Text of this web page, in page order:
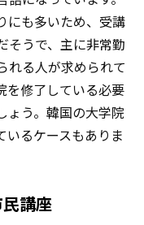
にも多いため、受講
そうで、主に非常勤
れる人が求められて
を修了している必要
ょう。韓国の大学院
いるケースもありま
講座